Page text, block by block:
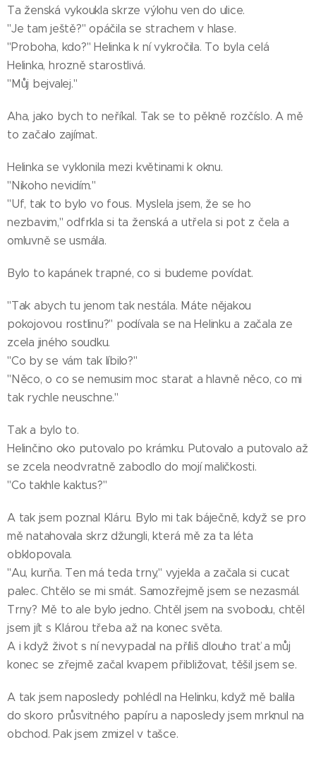
Ta ženská vykoukla skrze výlohu ven do ulice.
"Je tam ještě?" opáčila se strachem v hlase.
"Proboha, kdo?" Helinka k ní vykročila. To byla celá
Helinka, hrozně starostlivá.
"Můj bejvalej."
Aha, jako bych to neříkal. Tak se to pěkně rozčíslo. A mě
to začalo zajímat.
Helinka se vyklonila mezi květinami k oknu.
"Nikoho nevidím."
"Uf, tak to bylo vo fous. Myslela jsem, že se ho
nezbavim," odfrkla si ta ženská a utřela si pot z čela a
omluvně se usmála.
Bylo to kapánek trapné, co si budeme povídat.
"Tak abych tu jenom tak nestála. Máte nějakou
pokojovou rostlinu?" podívala se na Helinku a začala ze
zcela jiného soudku.
"Co by se vám tak líbilo?"
"Něco, o co se nemusim moc starat a hlavně něco, co mi
tak rychle neuschne."
Tak a bylo to.
Helinčino oko putovalo po krámku. Putovalo a putovalo až
se zcela neodvratně zabodlo do mojí maličkosti.
"Co takhle kaktus?"
A tak jsem poznal Kláru. Bylo mi tak báječně, když se pro
mě natahovala skrz džungli, která mě za ta léta
obklopovala.
"Au, kurňa. Ten má teda trny," vyjekla a začala si cucat
palec. Chtělo se mi smát. Samozřejmě jsem se nezasmál.
Trny? Mě to ale bylo jedno. Chtěl jsem na svobodu, chtěl
jsem jít s Klárou třeba až na konec světa.
A i když život s ní nevypadal na příliš dlouho trať a můj
konec se zřejmě začal kvapem přibližovat, těšil jsem se.
A tak jsem naposledy pohlédl na Helinku, když mě balila
do skoro průsvitného papíru a naposledy jsem mrknul na
obchod. Pak jsem zmizel v tašce.